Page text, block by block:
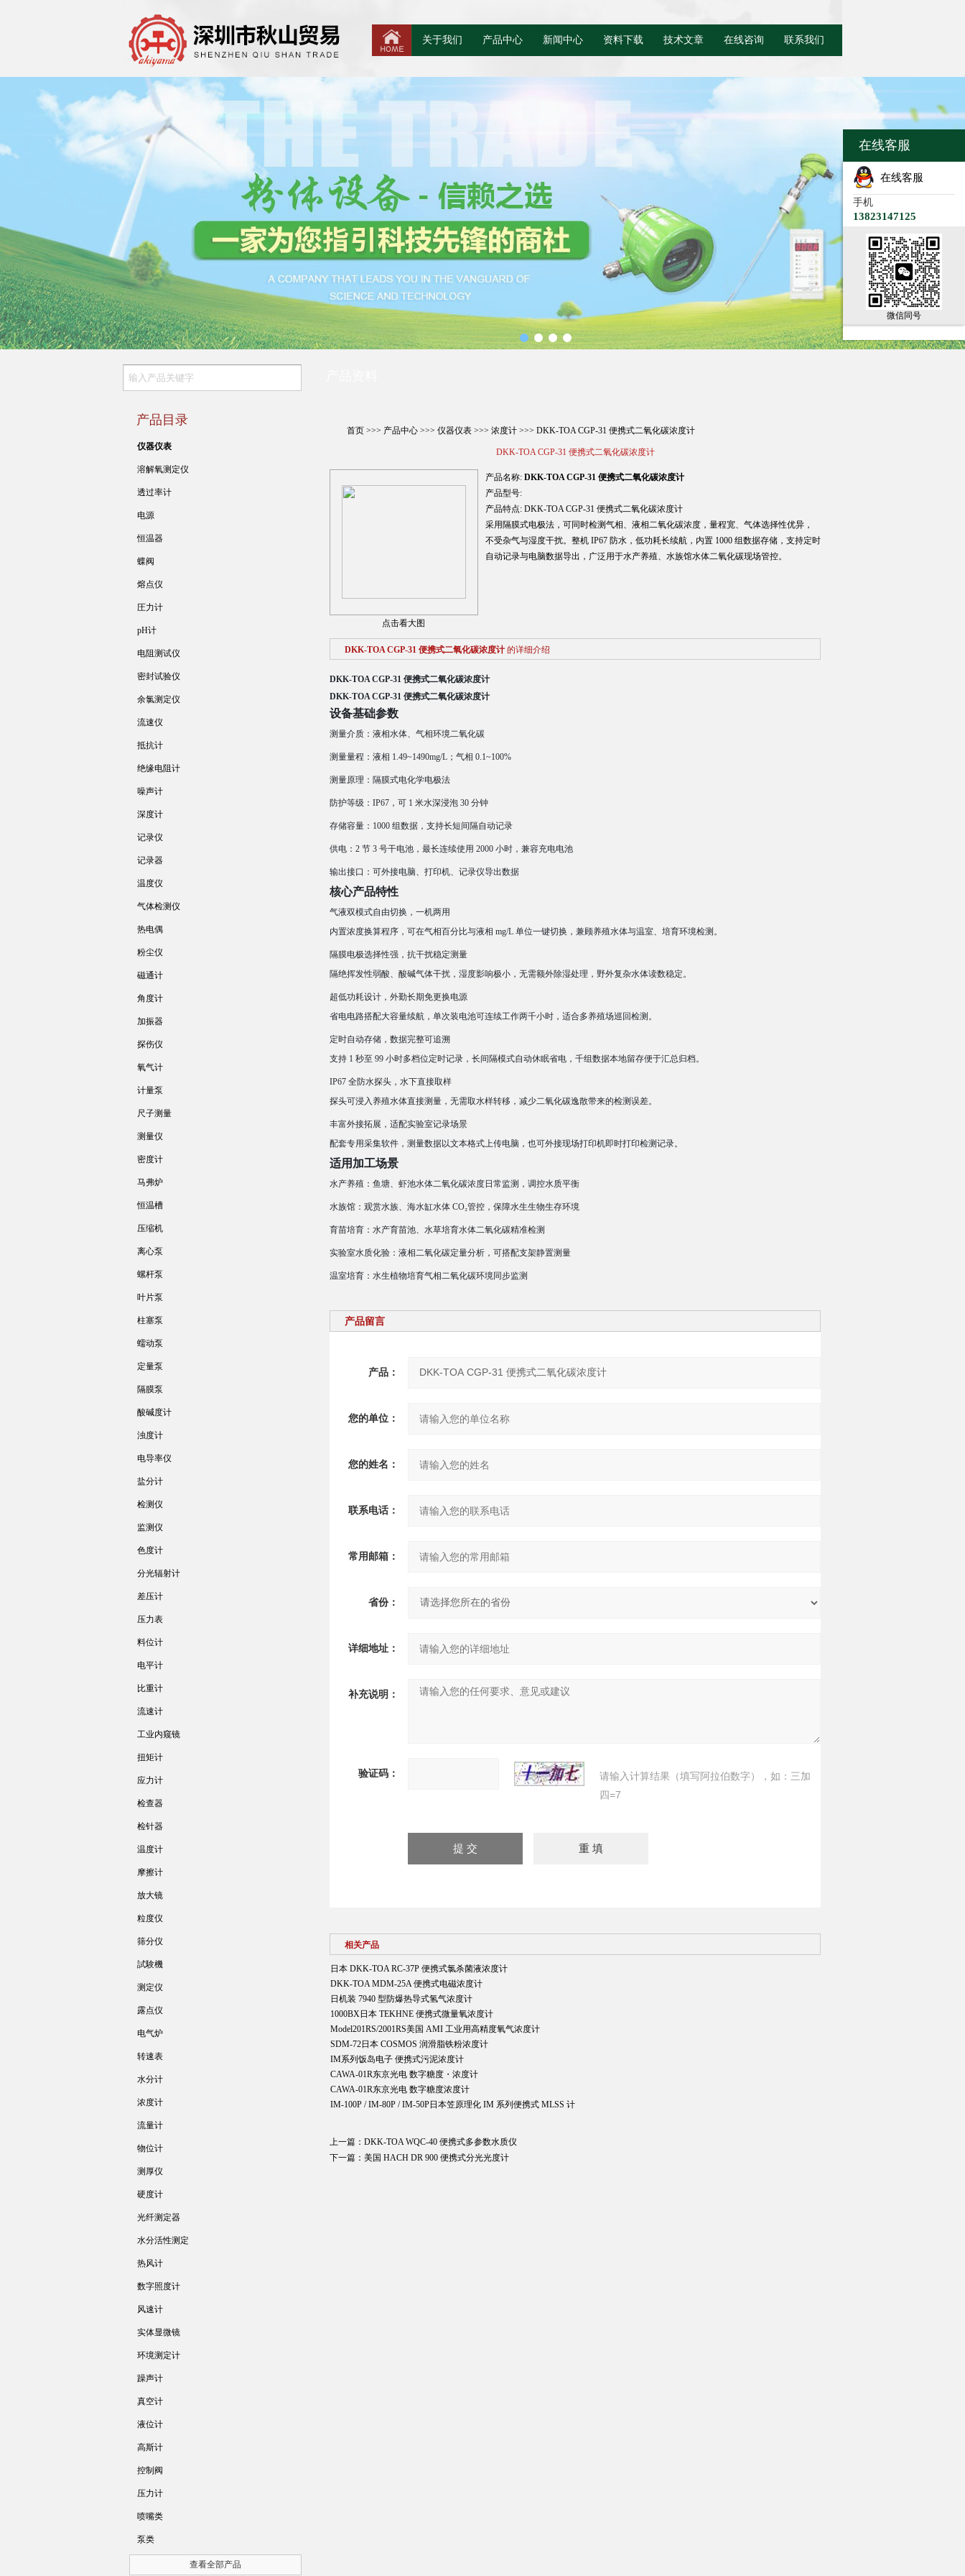
关于我们 产品中心 新闻中心 资料下载 技术文章 在线咨询 联系我们
首页>>> 产品中心>>> 仪器仪表>>> 浓度计>>> DKK-TOA CGP-31 便携式二氧化碳浓度计
DKK-TOA CGP-31 便携式二氧化碳浓度计
点击看大图
产品名称: DKK-TOA CGP-31 便携式二氧化碳浓度计
产品型号:
产品特点: DKK-TOA CGP-31 便携式二氧化碳浓度计
采用隔膜式电极法，可同时检测气相、液相二氧化碳浓度，量程宽、气体选择性优异，
不受杂气与湿度干扰。整机 IP67 防水，低功耗长续航，内置 1000 组数据存储，支持定时
自动记录与电脑数据导出，广泛用于水产养殖、水族馆水体二氧化碳现场管控。
DKK-TOA CGP-31 便携式二氧化碳浓度计 的详细介绍
DKK-TOA CGP-31 便携式二氧化碳浓度计
DKK-TOA CGP-31 便携式二氧化碳浓度计
设备基础参数
测量介质：液相水体、气相环境二氧化碳
测量量程：液相 1.49~1490mg/L；气相 0.1~100%
测量原理：隔膜式电化学电极法
防护等级：IP67，可 1 米水深浸泡 30 分钟
存储容量：1000 组数据，支持长短间隔自动记录
供电：2 节 3 号干电池，最长连续使用 2000 小时，兼容充电电池
输出接口：可外接电脑、打印机、记录仪导出数据
核心产品特性
气液双模式自由切换，一机两用
内置浓度换算程序，可在气相百分比与液相 mg/L 单位一键切换，兼顾养殖水体与温室、培育环境检测。
隔膜电极选择性强，抗干扰稳定测量
隔绝挥发性弱酸、酸碱气体干扰，湿度影响极小，无需额外除湿处理，野外复杂水体读数稳定。
超低功耗设计，外勤长期免更换电源
省电电路搭配大容量续航，单次装电池可连续工作两千小时，适合多养殖场巡回检测。
定时自动存储，数据完整可追溯
支持 1 秒至 99 小时多档位定时记录，长间隔模式自动休眠省电，千组数据本地留存便于汇总归档。
IP67 全防水探头，水下直接取样
探头可浸入养殖水体直接测量，无需取水样转移，减少二氧化碳逸散带来的检测误差。
丰富外接拓展，适配实验室记录场景
配套专用采集软件，测量数据以文本格式上传电脑，也可外接现场打印机即时打印检测记录。
适用加工场景
水产养殖：鱼塘、虾池水体二氧化碳浓度日常监测，调控水质平衡
水族馆：观赏水族、海水缸水体 CO₂管控，保障水生生物生存环境
育苗培育：水产育苗池、水草培育水体二氧化碳精准检测
实验室水质化验：液相二氧化碳定量分析，可搭配支架静置测量
温室培育：水生植物培育气相二氧化碳环境同步监测
产品留言
产品：
您的单位：
您的姓名：
联系电话：
常用邮箱：
省份：
详细地址：
补充说明：
验证码：
请输入计算结果（填写阿拉伯数字），如：三加
四=7
相关产品
日本 DKK-TOA RC-37P 便携式氯杀菌液浓度计
DKK-TOA MDM-25A 便携式电磁浓度计
日机装 7940 型防爆热导式氢气浓度计
1000BX日本 TEKHNE 便携式微量氧浓度计
Model201RS/2001RS美国 AMI 工业用高精度氧气浓度计
SDM-72日本 COSMOS 润滑脂铁粉浓度计
IM系列饭岛电子 便携式污泥浓度计
CAWA-01R东京光电 数字糖度・浓度计
CAWA-01R东京光电 数字糖度浓度计
IM-100P / IM-80P / IM-50P日本笠原理化 IM 系列便携式 MLSS 计
上一篇： DKK-TOA WQC-40 便携式多参数水质仪
下一篇： 美国 HACH DR 900 便携式分光光度计
产品目录
仪器仪表
溶解氧测定仪
透过率计
电源
恒温器
蝶阀
熔点仪
圧力计
pH计
电阻测试仪
密封试验仪
余氯测定仪
流速仪
抵抗计
绝缘电阻计
噪声计
深度计
记录仪
记录器
温度仪
气体检测仪
热电偶
粉尘仪
磁通计
角度计
加振器
探伤仪
氧气计
计量泵
尺子测量
测量仪
密度计
马弗炉
恒温槽
压缩机
离心泵
螺杆泵
叶片泵
柱塞泵
蠕动泵
定量泵
隔膜泵
酸碱度计
浊度计
电导率仪
盐分计
检测仪
监测仪
色度计
分光辐射计
差压计
压力表
料位计
电平计
比重计
流速计
工业内窥镜
扭矩计
应力计
检查器
检针器
温度计
摩擦计
放大镜
粒度仪
筛分仪
試験機
测定仪
露点仪
电气炉
转速表
水分计
浓度计
流量计
物位计
测厚仪
硬度计
光纤测定器
水分活性测定
热风计
数字照度计
风速计
实体显微镜
环境测定计
躁声计
真空计
液位计
高斯计
控制阀
压力计
喷嘴类
泵类
查看全部产品
在线客服
在线客服
手机
13823147125
微信同号